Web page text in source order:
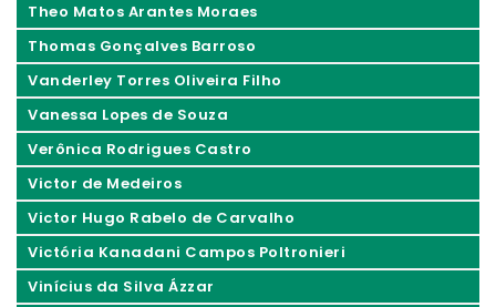
Theo Matos Arantes Moraes
Thomas Gonçalves Barroso
Vanderley Torres Oliveira Filho
Vanessa Lopes de Souza
Verônica Rodrigues Castro
Victor de Medeiros
Victor Hugo Rabelo de Carvalho
Victória Kanadani Campos Poltronieri
Vinícius da Silva Ázzar